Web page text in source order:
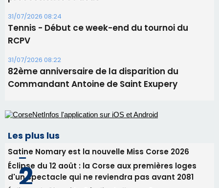
Tennis - Début ce week-end du tournoi du
RCPV
31/07/2026 08:22
Commandant Antoine de Saint Exupery
Les plus lus
Éclipse du 12 août : la Corse aux premières loges
d'un spectacle qui ne reviendra pas avant 2081
Éclipse du 12 août : Où s'installer en Corse pour
profiter pleinement du spectacle ?